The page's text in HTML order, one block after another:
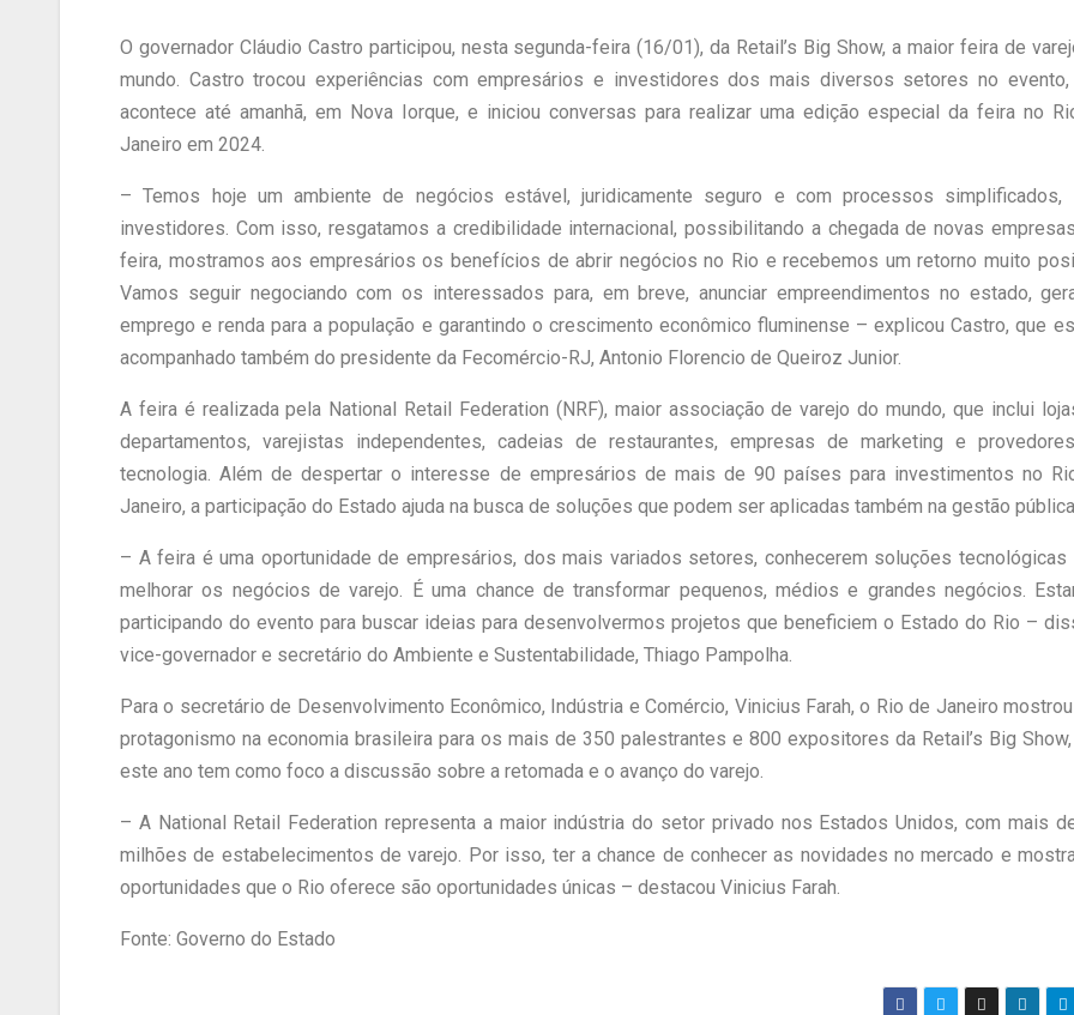
O governador Cláudio Castro participou, nesta segunda-feira (16/01), da Retail’s Big Show, a maior feira de
mundo. Castro trocou experiências com empresários e investidores dos mais diversos setores no
acontece até amanhã, em Nova Iorque, e iniciou conversas para realizar uma edição especial da feira no
Janeiro em 2024.
– Temos hoje um ambiente de negócios estável, juridicamente seguro e com processos simplificados,
investidores. Com isso, resgatamos a credibilidade internacional, possibilitando a chegada de novas
feira, mostramos aos empresários os benefícios de abrir negócios no Rio e recebemos um retorno muito
Vamos seguir negociando com os interessados para, em breve, anunciar empreendimentos no estado,
emprego e renda para a população e garantindo o crescimento econômico fluminense – explicou Castro, que
acompanhado também do presidente da Fecomércio-RJ, Antonio Florencio de Queiroz Junior.
A feira é realizada pela National Retail Federation (NRF), maior associação de varejo do mundo, que inclui
departamentos, varejistas independentes, cadeias de restaurantes, empresas de marketing e
tecnologia. Além de despertar o interesse de empresários de mais de 90 países para investimentos no
Janeiro, a participação do Estado ajuda na busca de soluções que podem ser aplicadas também na gestão
– A feira é uma oportunidade de empresários, dos mais variados setores, conhecerem soluções tecnológicas
melhorar os negócios de varejo. É uma chance de transformar pequenos, médios e grandes negócios.
participando do evento para buscar ideias para desenvolvermos projetos que beneficiem o Estado do Rio –
vice-governador e secretário do Ambiente e Sustentabilidade, Thiago Pampolha.
Para o secretário de Desenvolvimento Econômico, Indústria e Comércio, Vinicius Farah, o Rio de Janeiro
protagonismo na economia brasileira para os mais de 350 palestrantes e 800 expositores da Retail’s Big
este ano tem como foco a discussão sobre a retomada e o avanço do varejo.
– A National Retail Federation representa a maior indústria do setor privado nos Estados Unidos, com mais
milhões de estabelecimentos de varejo. Por isso, ter a chance de conhecer as novidades no mercado e
oportunidades que o Rio oferece são oportunidades únicas – destacou Vinicius Farah.
Fonte: Governo do Estado